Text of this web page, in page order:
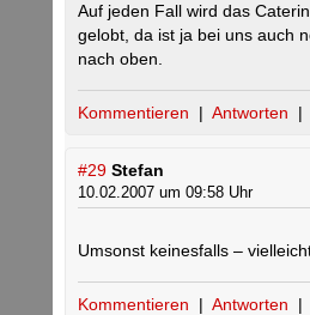
Auf jeden Fall wird das
gelobt, da ist ja bei uns auch
nach oben.
Kommentieren | Antworten |
#29 Stefan
10.02.2007 um 09:58 Uhr
Umsonst keinesfalls –
Kommentieren | Antworten |